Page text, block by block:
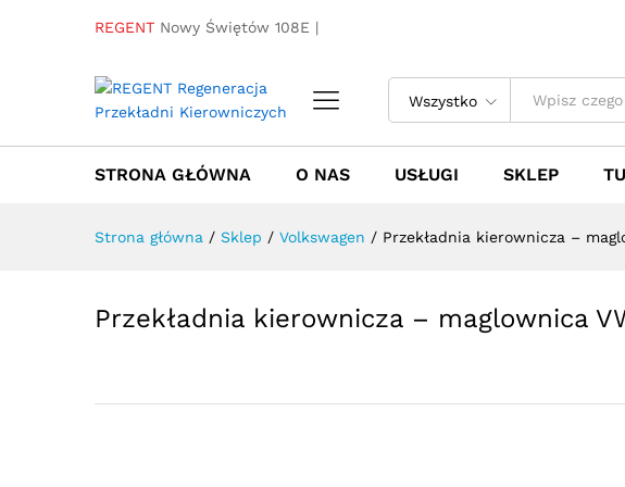
REGENT Nowy Świętów 108E |
Wszystko
STRONA GŁÓWNA O NAS USŁUGI SKLEP
Strona główna / Sklep / Volkswagen / Przekładnia kierownicza –
Przekładnia kierownicza – maglownica
Przekładnia kierownicza - maglownica
Towar / Usługa Specyfikacja Opinie (0)